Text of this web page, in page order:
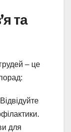
та
– це
для